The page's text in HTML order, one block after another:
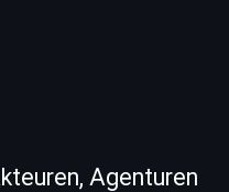
Agenturen